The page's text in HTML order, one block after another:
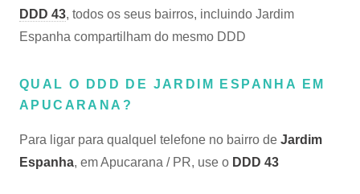
DDD 43, todos os seus bairros, incluindo Jardim
Espanha compartilham do mesmo DDD
QUAL O DDD DE JARDIM ESPANHA EM
APUCARANA?
Para ligar para qualquel telefone no bairro de Jardim
Espanha, em Apucarana / PR, use o DDD 43